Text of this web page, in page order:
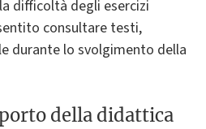
difficoltà degli esercizi
consultare testi,
durante lo svolgimento della
della didattica